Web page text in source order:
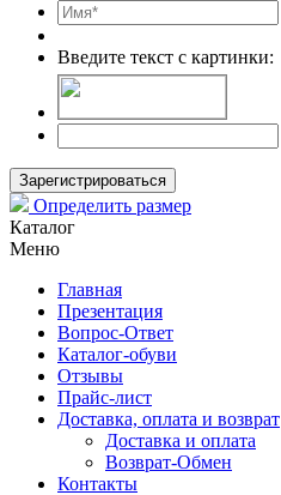
Введите текст с картинки:
Зарегистрироваться
Определить размер
Каталог
Меню
Главная
Презентация
Вопрос-Ответ
Каталог-обуви
Отзывы
Прайс-лист
Доставка, оплата и возврат
Доставка и оплата
Возврат-Обмен
Контакты